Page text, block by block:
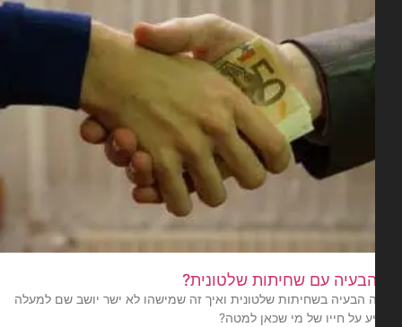
עם שחיתות שלטונית?
הבעיה בשחיתות שלטונית ואיך זה שמישהו לא ישר יושב שם למעלה
על חייו של מי שכאן למטה?